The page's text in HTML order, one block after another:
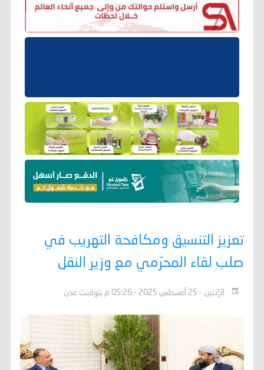
تعزيز التنسيق ومكافحة التهريب في
صلب لقاء المحرّمي مع وزير النقل
الإثنين - 25 أغسطس 2025 - 05:26 م بتوقيت عدن